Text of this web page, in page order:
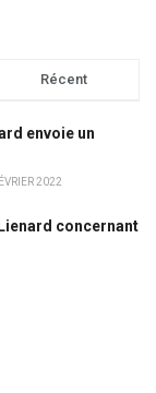
Récent
envoie un
2022
concernant